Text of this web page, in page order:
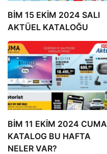
BİM 15 EKİM 2024 SALI
AKTÜEL KATALOĞU
BİM 11 EKİM 2024 CUMA
KATALOG BU HAFTA
NELER VAR?